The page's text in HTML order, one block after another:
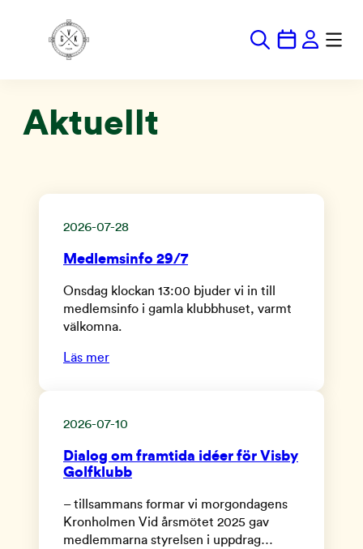
till
Aktuellt
2026-07-28
Medlemsinfo 29/7
Onsdag klockan 13:00 bjuder vi in till
medlemsinfo i gamla klubbhuset, varmt
välkomna.
Läs mer
2026-07-10
Dialog om framtida idéer för Visby
Golfklubb
– tillsammans formar vi morgondagens
Kronholmen Vid årsmötet 2025 gav
medlemmarna styrelsen i uppdrag…